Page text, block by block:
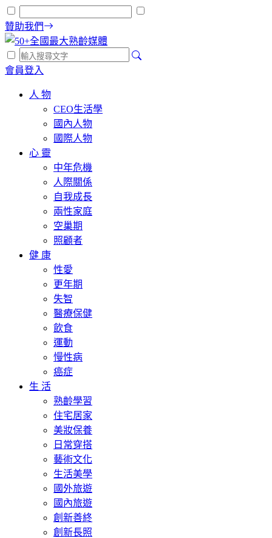
贊助我們
會員登入
人 物
CEO生活學
國內人物
國際人物
心 靈
中年危機
人際關係
自我成長
兩性家庭
空巢期
照顧者
健 康
性愛
更年期
失智
醫療保健
飲食
運動
慢性病
癌症
生 活
熟齡學習
住宅居家
美妝保養
日常穿搭
藝術文化
生活美學
國外旅遊
國內旅遊
創新善終
創新長照